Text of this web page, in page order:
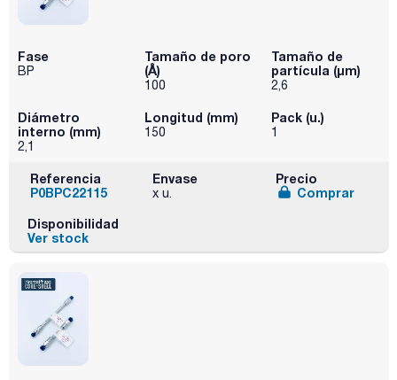
Fase
BP
Tamaño de poro
(Å)
100
Tamaño de
partícula (μm)
2,6
Diámetro
interno (mm)
2,1
Longitud (mm)
150
Pack (u.)
1
Referencia
P0BPC22115
Envase
x u.
Precio
Comprar
Disponibilidad
Ver stock